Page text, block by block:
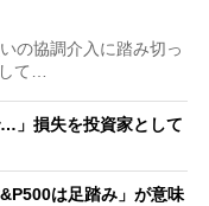
の協調介入に踏み切っ
て…
…」損失を投資家として
は足踏み」が意味